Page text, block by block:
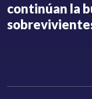
continúan la